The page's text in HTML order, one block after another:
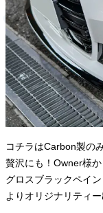
コチラはCarbon製の
贅沢にも！Owner様
グロスブラックペイ
よりオリジナリティ